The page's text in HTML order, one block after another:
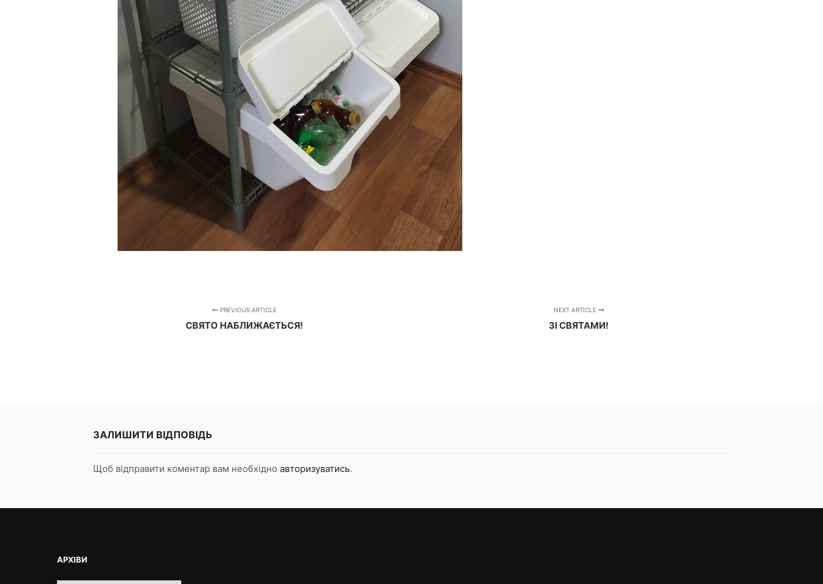
PREVIOUS ARTICLE
СВЯТО НАБЛИЖАЄТЬСЯ!
NEXT ARTICLE
ЗІ СВЯТАМИ!
ЗАЛИШИТИ ВІДПОВІДЬ
Щоб відправити коментар вам необхідно авторизуватись.
АРХІВИ